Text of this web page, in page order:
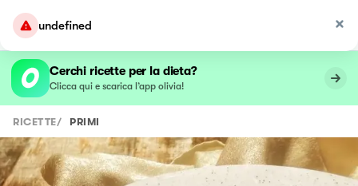
undefined
Cerchi ricette per la dieta?
Clicca qui e scarica l’app olivia!
RICETTE/ PRIMI